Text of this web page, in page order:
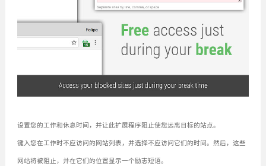
设置您的工作和休息时间，并让此扩展程序阻止使您远离目标的站点。
键入您在工作时不应访问的网站列表，并选择不应访问它们的时间。然后，这些
网站将被阻止，并在它们的位置显示一个励志短语。